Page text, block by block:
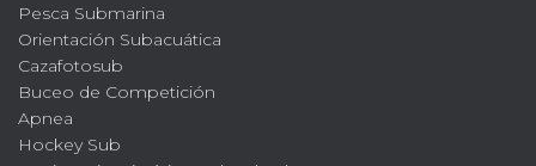
Pesca Submarina
Orientación Subacuática
Cazafotosub
Buceo de Competición
Apnea
Hockey Sub